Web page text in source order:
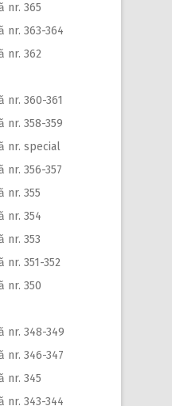
nr. 365
nr. 363-364
nr. 362
nr. 360-361
nr. 358-359
nr. special
nr. 356-357
nr. 355
nr. 354
nr. 353
nr. 351-352
nr. 350
nr. 348-349
nr. 346-347
nr. 345
nr. 343-344